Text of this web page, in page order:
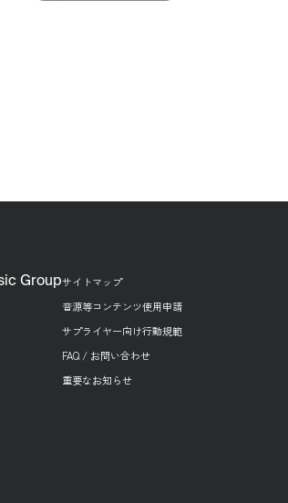
Groupサイトマップ
音源等コンテンツ使用申請
サプライヤー向け行動規範
FAQ / お問い合わせ
重要なお知らせ